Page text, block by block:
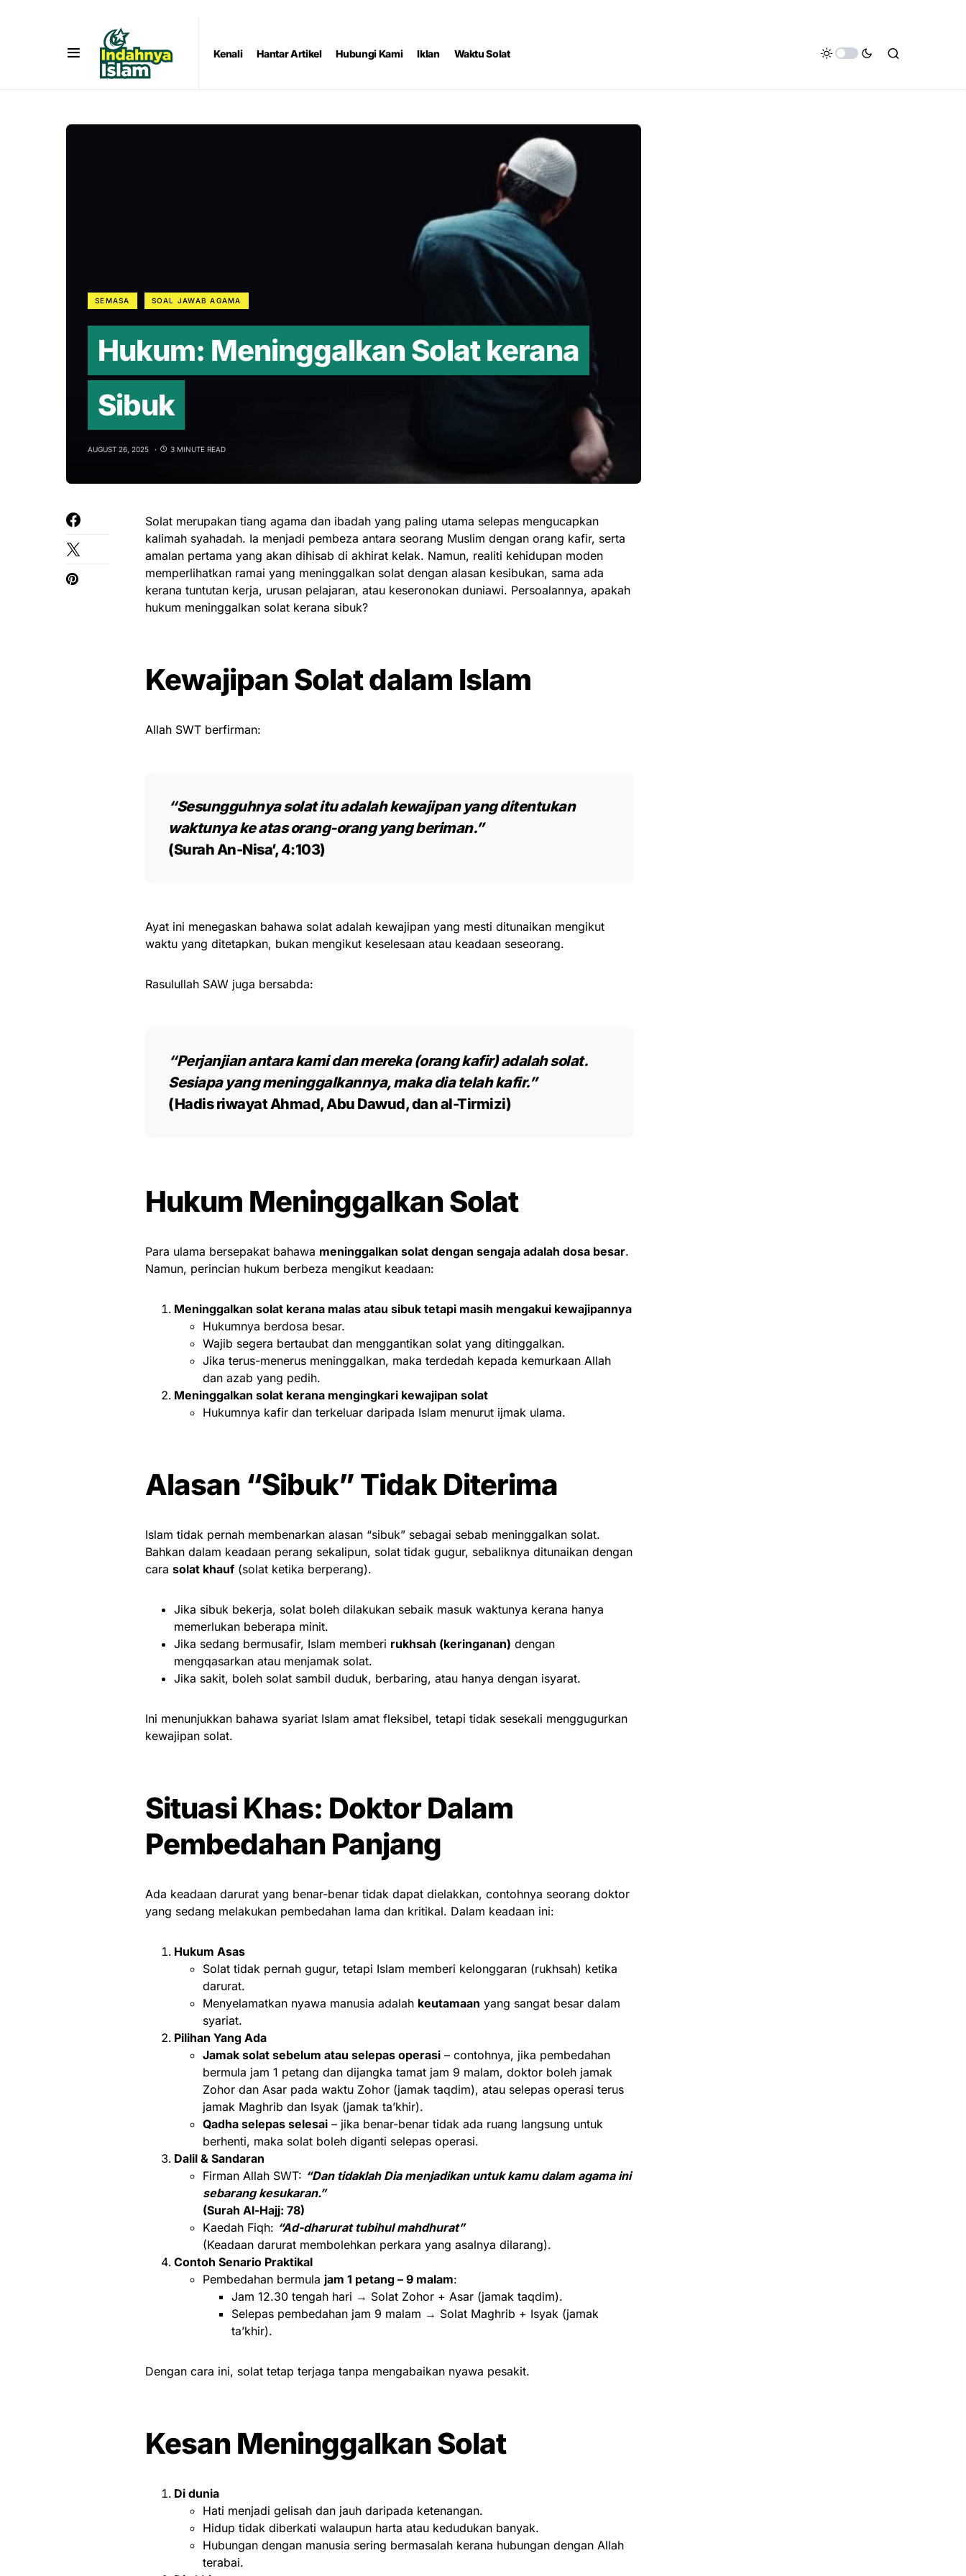
Kenali Hantar Artikel Hubungi Kami Iklan Waktu Solat
SEMASA SOAL JAWAB AGAMA
Hukum: Meninggalkan Solat kerana
Sibuk
AUGUST 26, 2025 3 MINUTE READ
Solat merupakan tiang agama dan ibadah yang paling utama selepas mengucapkan
kalimah syahadah. Ia menjadi pembeza antara seorang Muslim dengan orang kafir, serta
amalan pertama yang akan dihisab di akhirat kelak. Namun, realiti kehidupan moden
memperlihatkan ramai yang meninggalkan solat dengan alasan kesibukan, sama ada
kerana tuntutan kerja, urusan pelajaran, atau keseronokan duniawi. Persoalannya, apakah
hukum meninggalkan solat kerana sibuk?
Kewajipan Solat dalam Islam
Allah SWT berfirman:
“Sesungguhnya solat itu adalah kewajipan yang ditentukan
waktunya ke atas orang-orang yang beriman.”
(Surah An-Nisa’, 4:103)
Ayat ini menegaskan bahawa solat adalah kewajipan yang mesti ditunaikan mengikut
waktu yang ditetapkan, bukan mengikut keselesaan atau keadaan seseorang.
Rasulullah SAW juga bersabda:
“Perjanjian antara kami dan mereka (orang kafir) adalah solat.
Sesiapa yang meninggalkannya, maka dia telah kafir.”
(Hadis riwayat Ahmad, Abu Dawud, dan al-Tirmizi)
Hukum Meninggalkan Solat
Para ulama bersepakat bahawa meninggalkan solat dengan sengaja adalah dosa besar.
Namun, perincian hukum berbeza mengikut keadaan:
Meninggalkan solat kerana malas atau sibuk tetapi masih mengakui kewajipannya
Hukumnya berdosa besar.
Wajib segera bertaubat dan menggantikan solat yang ditinggalkan.
Jika terus-menerus meninggalkan, maka terdedah kepada kemurkaan Allah
dan azab yang pedih.
Meninggalkan solat kerana mengingkari kewajipan solat
Hukumnya kafir dan terkeluar daripada Islam menurut ijmak ulama.
Alasan “Sibuk” Tidak Diterima
Islam tidak pernah membenarkan alasan “sibuk” sebagai sebab meninggalkan solat.
Bahkan dalam keadaan perang sekalipun, solat tidak gugur, sebaliknya ditunaikan dengan
cara solat khauf(solat ketika berperang).
Jika sibuk bekerja, solat boleh dilakukan sebaik masuk waktunya kerana hanya
memerlukan beberapa minit.
Jika sedang bermusafir, Islam memberi rukhsah (keringanan) dengan
mengqasarkan atau menjamak solat.
Jika sakit, boleh solat sambil duduk, berbaring, atau hanya dengan isyarat.
Ini menunjukkan bahawa syariat Islam amat fleksibel, tetapi tidak sesekali menggugurkan
kewajipan solat.
Situasi Khas: Doktor Dalam
Pembedahan Panjang
Ada keadaan darurat yang benar-benar tidak dapat dielakkan, contohnya seorang doktor
yang sedang melakukan pembedahan lama dan kritikal. Dalam keadaan ini:
Hukum Asas
Solat tidak pernah gugur, tetapi Islam memberi kelonggaran (rukhsah) ketika
darurat.
Menyelamatkan nyawa manusia adalah keutamaan yang sangat besar dalam
syariat.
Pilihan Yang Ada
Jamak solat sebelum atau selepas operasi – contohnya, jika pembedahan
bermula jam 1 petang dan dijangka tamat jam 9 malam, doktor boleh jamak
Zohor dan Asar pada waktu Zohor (jamak taqdim), atau selepas operasi terus
jamak Maghrib dan Isyak (jamak ta’khir).
Qadha selepas selesai – jika benar-benar tidak ada ruang langsung untuk
berhenti, maka solat boleh diganti selepas operasi.
Dalil & Sandaran
Firman Allah SWT: “Dan tidaklah Dia menjadikan untuk kamu dalam agama ini
sebarang kesukaran.”
(Surah Al-Hajj: 78)
Kaedah Fiqh: “Ad-dharurat tubihul mahdhurat”
(Keadaan darurat membolehkan perkara yang asalnya dilarang).
Contoh Senario Praktikal
Pembedahan bermula jam 1 petang – 9 malam:
Jam 12.30 tengah hari → Solat Zohor + Asar (jamak taqdim).
Selepas pembedahan jam 9 malam → Solat Maghrib + Isyak (jamak
ta’khir).
Dengan cara ini, solat tetap terjaga tanpa mengabaikan nyawa pesakit.
Kesan Meninggalkan Solat
Di dunia
Hati menjadi gelisah dan jauh daripada ketenangan.
Hidup tidak diberkati walaupun harta atau kedudukan banyak.
Hubungan dengan manusia sering bermasalah kerana hubungan dengan Allah
terabai.